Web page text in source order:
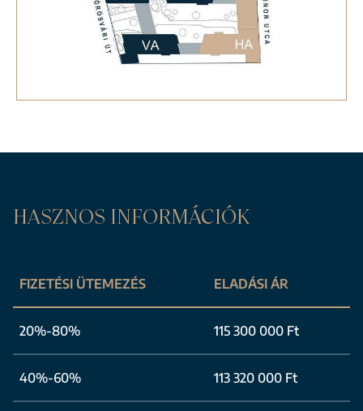
HASZNOS INFORMÁCIÓK
FIZETÉSI ÜTEMEZÉS ELADÁSI ÁR
20%-80% 115 300 000 Ft
40%-60% 113 320 000 Ft